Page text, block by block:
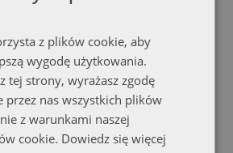
pod znicz prostokątna Kolor beżowy
Zobacz ofertę
z plików cookie, aby
wygodę użytkowania.
tej strony, wyrażasz zgodę
przez nas wszystkich plików
z warunkami naszej
cookie. Dowiedz się więcej